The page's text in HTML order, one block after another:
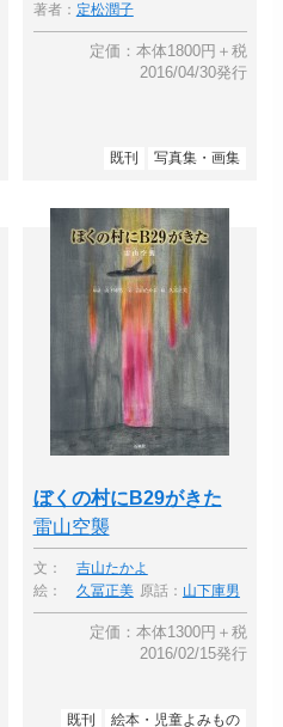
著者： 定松潤子
定価：本体1800円＋税
2016/04/30発行
既刊 写真集・画集
ぼくの村にB29がきた
雷山空襲
文：
吉山たかよ
絵：
久冨正美 原話： 山下庫男
定価：本体1300円＋税
2016/02/15発行
既刊 絵本・児童よみもの